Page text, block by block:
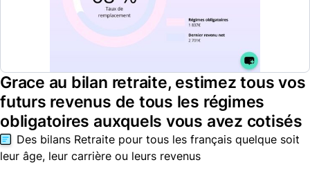
Grace au bilan retraite, estimez tous vos
futurs revenus de tous les régimes
obligatoires auxquels vous avez cotisés
Des bilans Retraite pour tous les français quelque soit
leur âge, leur carrière ou leurs revenus